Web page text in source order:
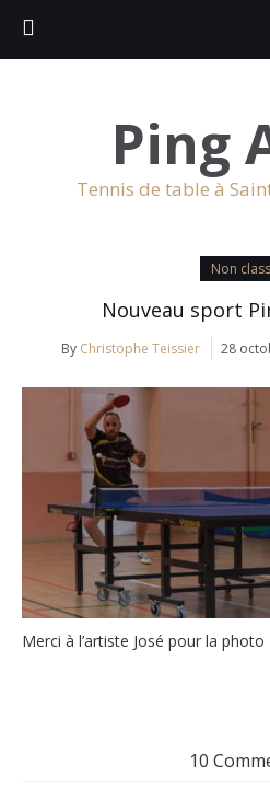
Ping
Tennis de table à
Non
Nouveau sport
By Christophe Teissier 28
Merci à l’artiste José pour la photo
10